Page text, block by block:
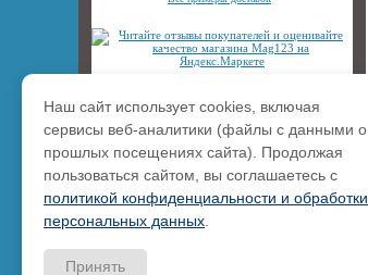
Наш сайт использует cookies, включая
сервисы веб-аналитики (файлы с данными о
прошлых посещениях сайта). Продолжая
пользоваться сайтом, вы соглашаетесь с
политикой конфиденциальности и обработки
персональных данных
Принять